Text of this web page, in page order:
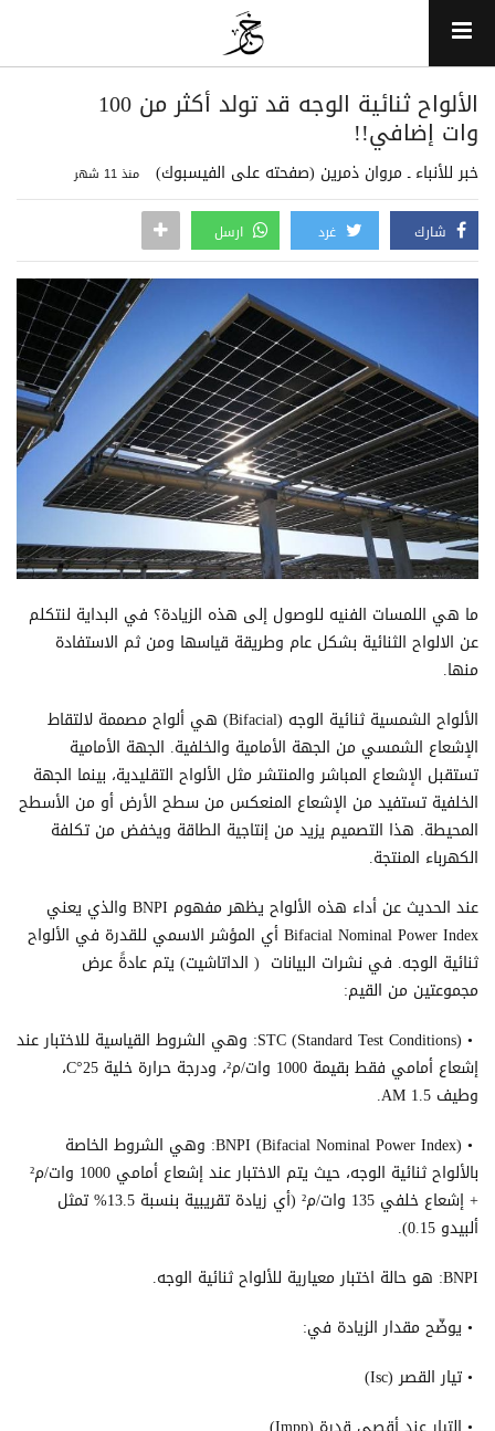
الألواح ثنائية الوجه قد تولد أكثر من 100
وات إضافي!!
خبر للأنباء ـ مروان ذمرين (صفحته على الفيسبوك) منذ 11 شهر
شارك غرد ارسل
ما هي اللمسات الفنيه للوصول إلى هذه الزيادة؟ في البداية لنتكلم
عن الالواح الثنائية بشكل عام وطريقة قياسها ومن ثم الاستفادة
منها.
الألواح الشمسية ثنائية الوجه (Bifacial) هي ألواح مصممة لالتقاط
الإشعاع الشمسي من الجهة الأمامية والخلفية. الجهة الأمامية
تستقبل الإشعاع المباشر والمنتشر مثل الألواح التقليدية، بينما الجهة
الخلفية تستفيد من الإشعاع المنعكس من سطح الأرض أو من الأسطح
المحيطة. هذا التصميم يزيد من إنتاجية الطاقة ويخفض من تكلفة
الكهرباء المنتجة.
عند الحديث عن أداء هذه الألواح يظهر مفهوم BNPI والذي يعني
Bifacial Nominal Power Index أي المؤشر الاسمي للقدرة في الألواح
ثنائية الوجه. في نشرات البيانات ( الداتاشيت) يتم عادةً عرض
مجموعتين من القيم:
• STC (Standard Test Conditions): وهي الشروط القياسية للاختبار عند
إشعاع أمامي فقط بقيمة 1000 وات/م²، ودرجة حرارة خلية 25°C،
وطيف AM 1.5.
• BNPI (Bifacial Nominal Power Index): وهي الشروط الخاصة
بالألواح ثنائية الوجه، حيث يتم الاختبار عند إشعاع أمامي 1000 وات/م²
+ إشعاع خلفي 135 وات/م² (أي زيادة تقريبية بنسبة 13.5% تمثل
ألبيدو 0.15).
BNPI: هو حالة اختبار معيارية للألواح ثنائية الوجه.
• يوضّح مقدار الزيادة في:
• تيار القصر (Isc)